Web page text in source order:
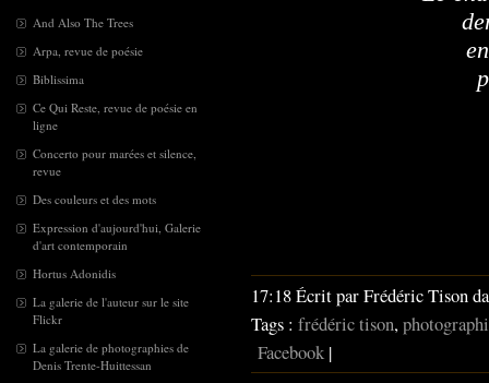
And Also The Trees
Arpa, revue de poésie
Biblissima
Ce Qui Reste, revue de poésie en
ligne
Concerto pour marées et silence,
revue
Des couleurs et des mots
Expression d'aujourd'hui, Galerie
d'art contemporain
Hortus Adonidis
La galerie de l'auteur sur le site
Flickr
La galerie de photographies de
Denis Trente-Huittessan
17:18 Écrit par Frédéric Tison
Tags : frédéric tison,
Facebook |